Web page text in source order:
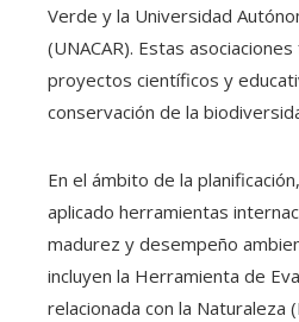
Verde y la Universidad
(UNACAR). Estas
proyectos científicos y
conservación de la
En el ámbito de la
aplicado herramientas
madurez y desempeño
incluyen la Herramienta de
relacionada con la Naturaleza